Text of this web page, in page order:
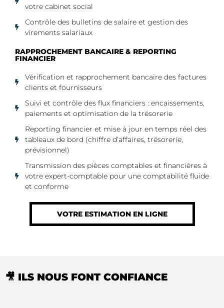
votre cabinet social
Contrôle des bulletins de salaire et gestion des
virements salariaux
RAPPROCHEMENT BANCAIRE & REPORTING
FINANCIER
Vérification et rapprochement bancaire des factures
clients et fournisseurs
Suivi et contrôle des flux financiers : encaissements,
paiements et optimisation de la trésorerie
Reporting financier et mise à jour en temps réel des
tableaux de bord (chiffre d’affaires, trésorerie,
prévisionnel)
Transmission des pièces comptables et financières à
votre expert-comptable pour une comptabilité fluide
et conforme
VOTRE ESTIMATION EN LIGNE
🎥 ILS NOUS FONT CONFIANCE